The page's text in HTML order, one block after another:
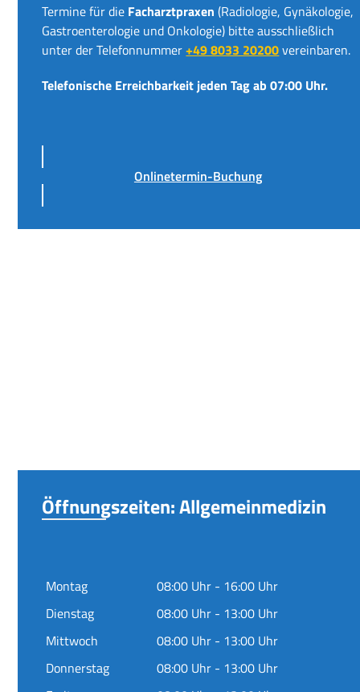
Termine für die Facharztpraxen (Radiologie, Gynäkologie,
Gastroenterologie und Onkologie) bitte ausschließlich
unter der Telefonnummer+49 8033 20200vereinbaren.
Telefonische Erreichbarkeit jeden Tag ab 07:00 Uhr.
Onlinetermin-Buchung
Öffnungszeiten: Allgemeinmedizin
Montag
08:00 Uhr - 16:00 Uhr
Dienstag
08:00 Uhr - 13:00 Uhr
Mittwoch
08:00 Uhr - 13:00 Uhr
Donnerstag
08:00 Uhr - 13:00 Uhr